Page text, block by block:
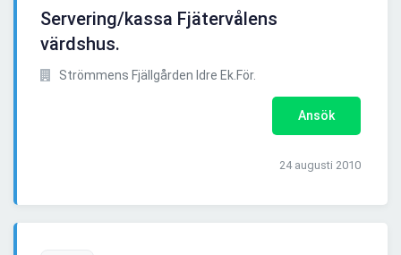
Servering/kassa Fjätervålens
värdshus.
Strömmens Fjällgården Idre Ek.För.
Ansök
24 augusti 2010